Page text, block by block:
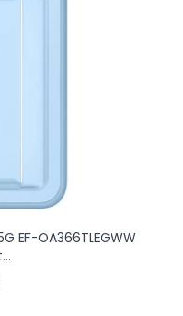
EF-OA366TLEGWW